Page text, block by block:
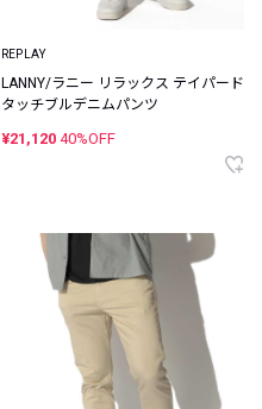
REPLAY
LANNY/ラニー リラックス テイパード
タッチブルデニムパンツ
¥21,120 40%OFF